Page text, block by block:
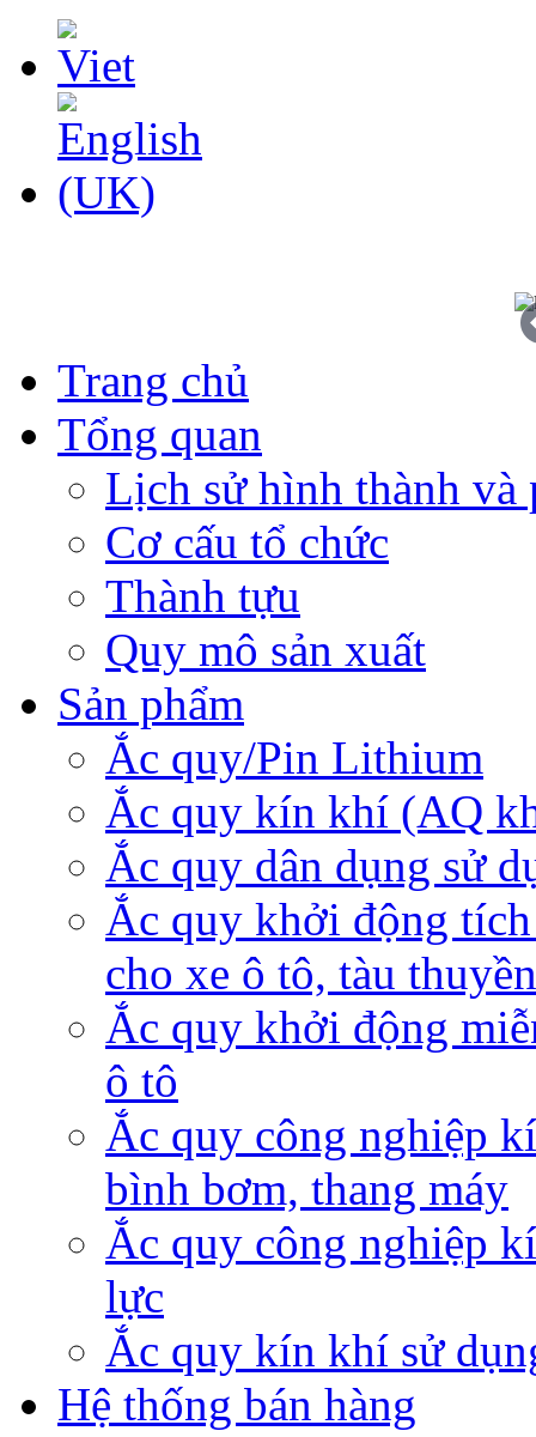
Trang chủ
Tổng quan
Lịch sử hình thành và
Cơ cấu tổ chức
Thành tựu
Quy mô sản xuất
Sản phẩm
Ắc quy/Pin Lithium
Ắc quy kín khí (AQ
Ắc quy dân dụng sử
Ắc quy khởi động
cho xe ô tô, tàu thuyền
Ắc quy khởi động
ô tô
Ắc quy công nghiệp
bình bơm, thang máy
Ắc quy công nghiệp
lực
Ắc quy kín khí sử
Hệ thống bán hàng